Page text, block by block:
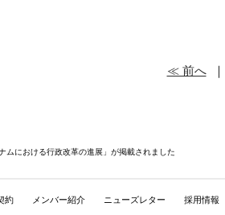
ムにおける行政改革の進展」が掲載されました
≪ 前へ｜
約 メンバー紹介 ニューズレター 採用情報